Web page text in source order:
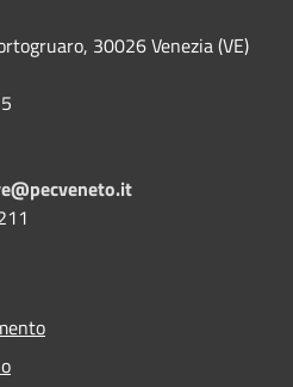
30026 Venezia (VE)